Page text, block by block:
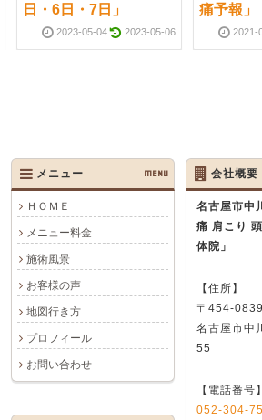
日・6日・7日」
2023-05-04 2023-05-06
痛予報」
2021-
メニュー MENU
ＨＯＭＥ
メニュー料金
施術風景
お客様の声
地図行き方
プロフィール
お問い合わせ
会社概要
名古屋市中
痛 肩こり
体院」
【住所】
〒454-0839
名古屋市中
55
【電話番号】
052-304-